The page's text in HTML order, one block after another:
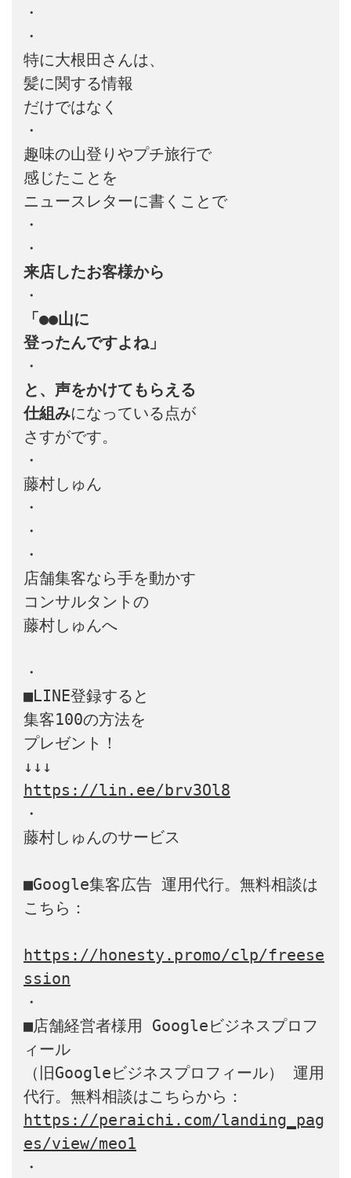
・
・
特に大根田さんは、
髪に関する情報
だけではなく
・
趣味の山登りやプチ旅行で
感じたことを
ニュースレターに書くことで
・
来店したお客様から
「●●山に
登ったんですよね」
と、声をかけてもらえる
仕組みになっている点が
さすがです。
・
藤村しゅん
・
・
・
店舗集客なら手を動かす
コンサルタントの
藤村しゅんへ
・
■LINE登録すると
集客100の方法を
プレゼント！
https://lin.ee/brv3Ol8
・
藤村しゅんのサービス
■Google集客広告 運用代行。無料相談は
こちら：
https://honesty.promo/clp/freese
ssion
・
■店舗経営者様用 Googleビジネスプロフ
ィール
（旧Googleビジネスプロフィール） 運用
https://peraichi.com/landing_pag
es/view/meo1
・